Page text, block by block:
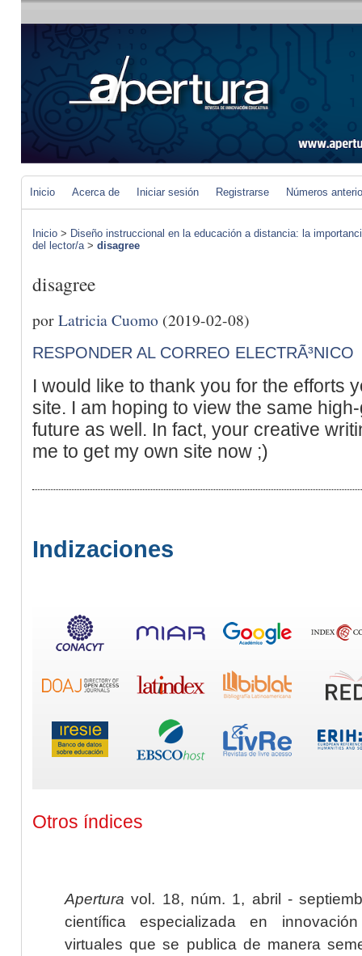
Inicio Acerca de Iniciar sesión Registrarse Números
Inicio > Diseño instruccional en la educación a distancia: la
del lector/a> disagree
disagree
porLatricia Cuomo (2019-02-08)
RESPONDER AL CORREO ELECTRÃ³NICO
I would like to thank you for the efforts
site. I am hoping to view the same
future as well. In fact, your creative
me to get my own site now ;)
Indizaciones
Otros índices
Apertura vol. 18, núm. 1, abril -
científica especializada en
virtuales que se publica de manera